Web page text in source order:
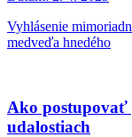
Vyhlásenie
medveďa hnedého
Ako
udalostiach